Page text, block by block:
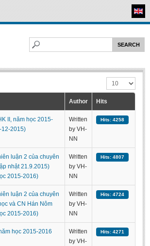
Literature
Literatures and Comparative Literature
Nom Studies
Degree
Display #
Author Hits
II, năm học 2015-
12-2015)
Written
by VH-
NN
Hits: 4258
luận 2 của chuyên
nhật 21.9.2015)
2015-2016)
Written
by VH-
NN
Hits: 4807
luận 2 của chuyên
và CN Hán Nôm
2015-2016)
Written
by VH-
NN
Hits: 4724
học 2015-2016
Written
by VH-
Hits: 4271